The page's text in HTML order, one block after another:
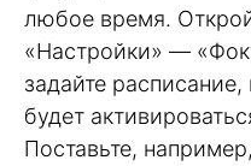
любое время.
«Настройки» —
задайте
будет
Поставьте,